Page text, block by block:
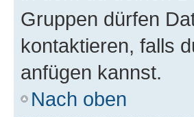
Gruppen dürfen
kontaktieren, falls
anfügen kannst.
Nach oben